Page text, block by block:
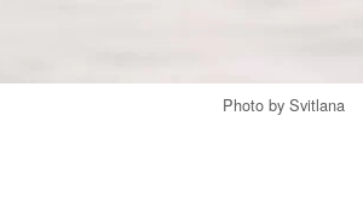
Photo by Svitlana